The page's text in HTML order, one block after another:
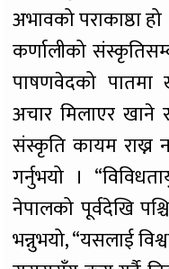
अभावको पराकाष्ठा हो
कर्णालीको
पाषणवेदको पातमा
अचार मिलाएर खाने
संस्कृति कायम राख्न
गर्नुभयो ।
नेपालको पूर्वदेखि
भन्नुभयो, “यसलाई